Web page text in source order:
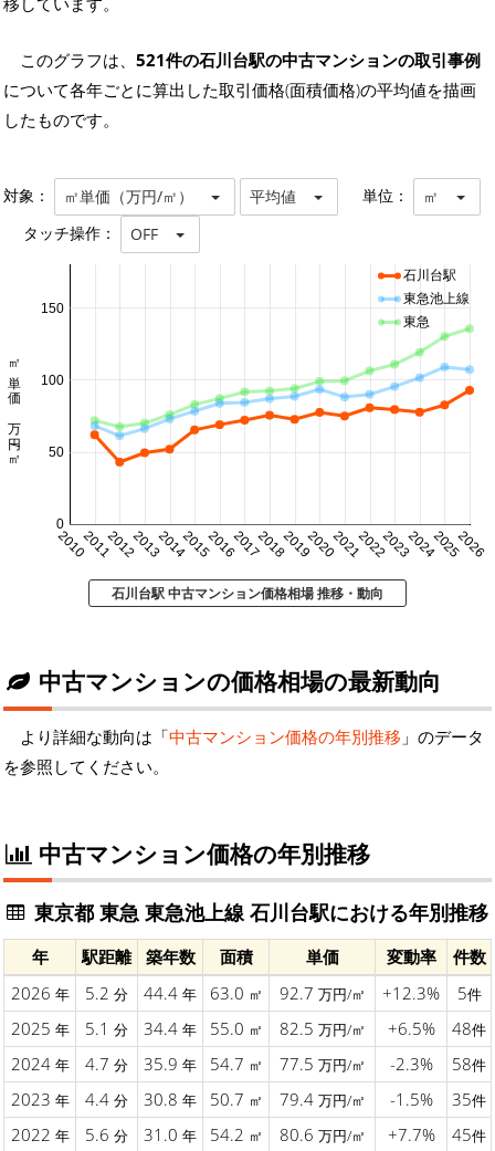
このグラフは、 521件の石川台駅の中古マンションの取引事例
について各年ごとに算出した取引価格(面積価格)の平均値を描画
したものです。
対象： ㎡単価（万円/㎡） 平均値 単位： ㎡
タッチ操作： OFF
20102011201220132014201520162017201820192020202120222023202420252026
0
50
100
150
㎡単価 万円/㎡
石川台駅
東急池上線
東急
石川台駅 中古マンション価格相場 推移・動向
中古マンションの価格相場の最新動向
より詳細な動向は「中古マンション価格の年別推移 」のデータ
を参照してください。
中古マンション価格の年別推移
東京都 東急 東急池上線 石川台駅における年別推移
年 駅距離 築年数 面積 単価 変動率
件数
2026 年 5.2 分 44.4 年 63.0 ㎡ 92.7 万円/㎡ +12.3% 5件
2025 年 5.1 分 34.4 年 55.0 ㎡ 82.5 万円/㎡ +6.5% 48件
2024 年 4.7 分 35.9 年 54.7 ㎡ 77.5 万円/㎡ -2.3% 58件
2023 年 4.4 分 30.8 年 50.7 ㎡ 79.4 万円/㎡ -1.5% 35件
2022 年 5.6 分 31.0 年 54.2 ㎡ 80.6 万円/㎡ +7.7% 45件